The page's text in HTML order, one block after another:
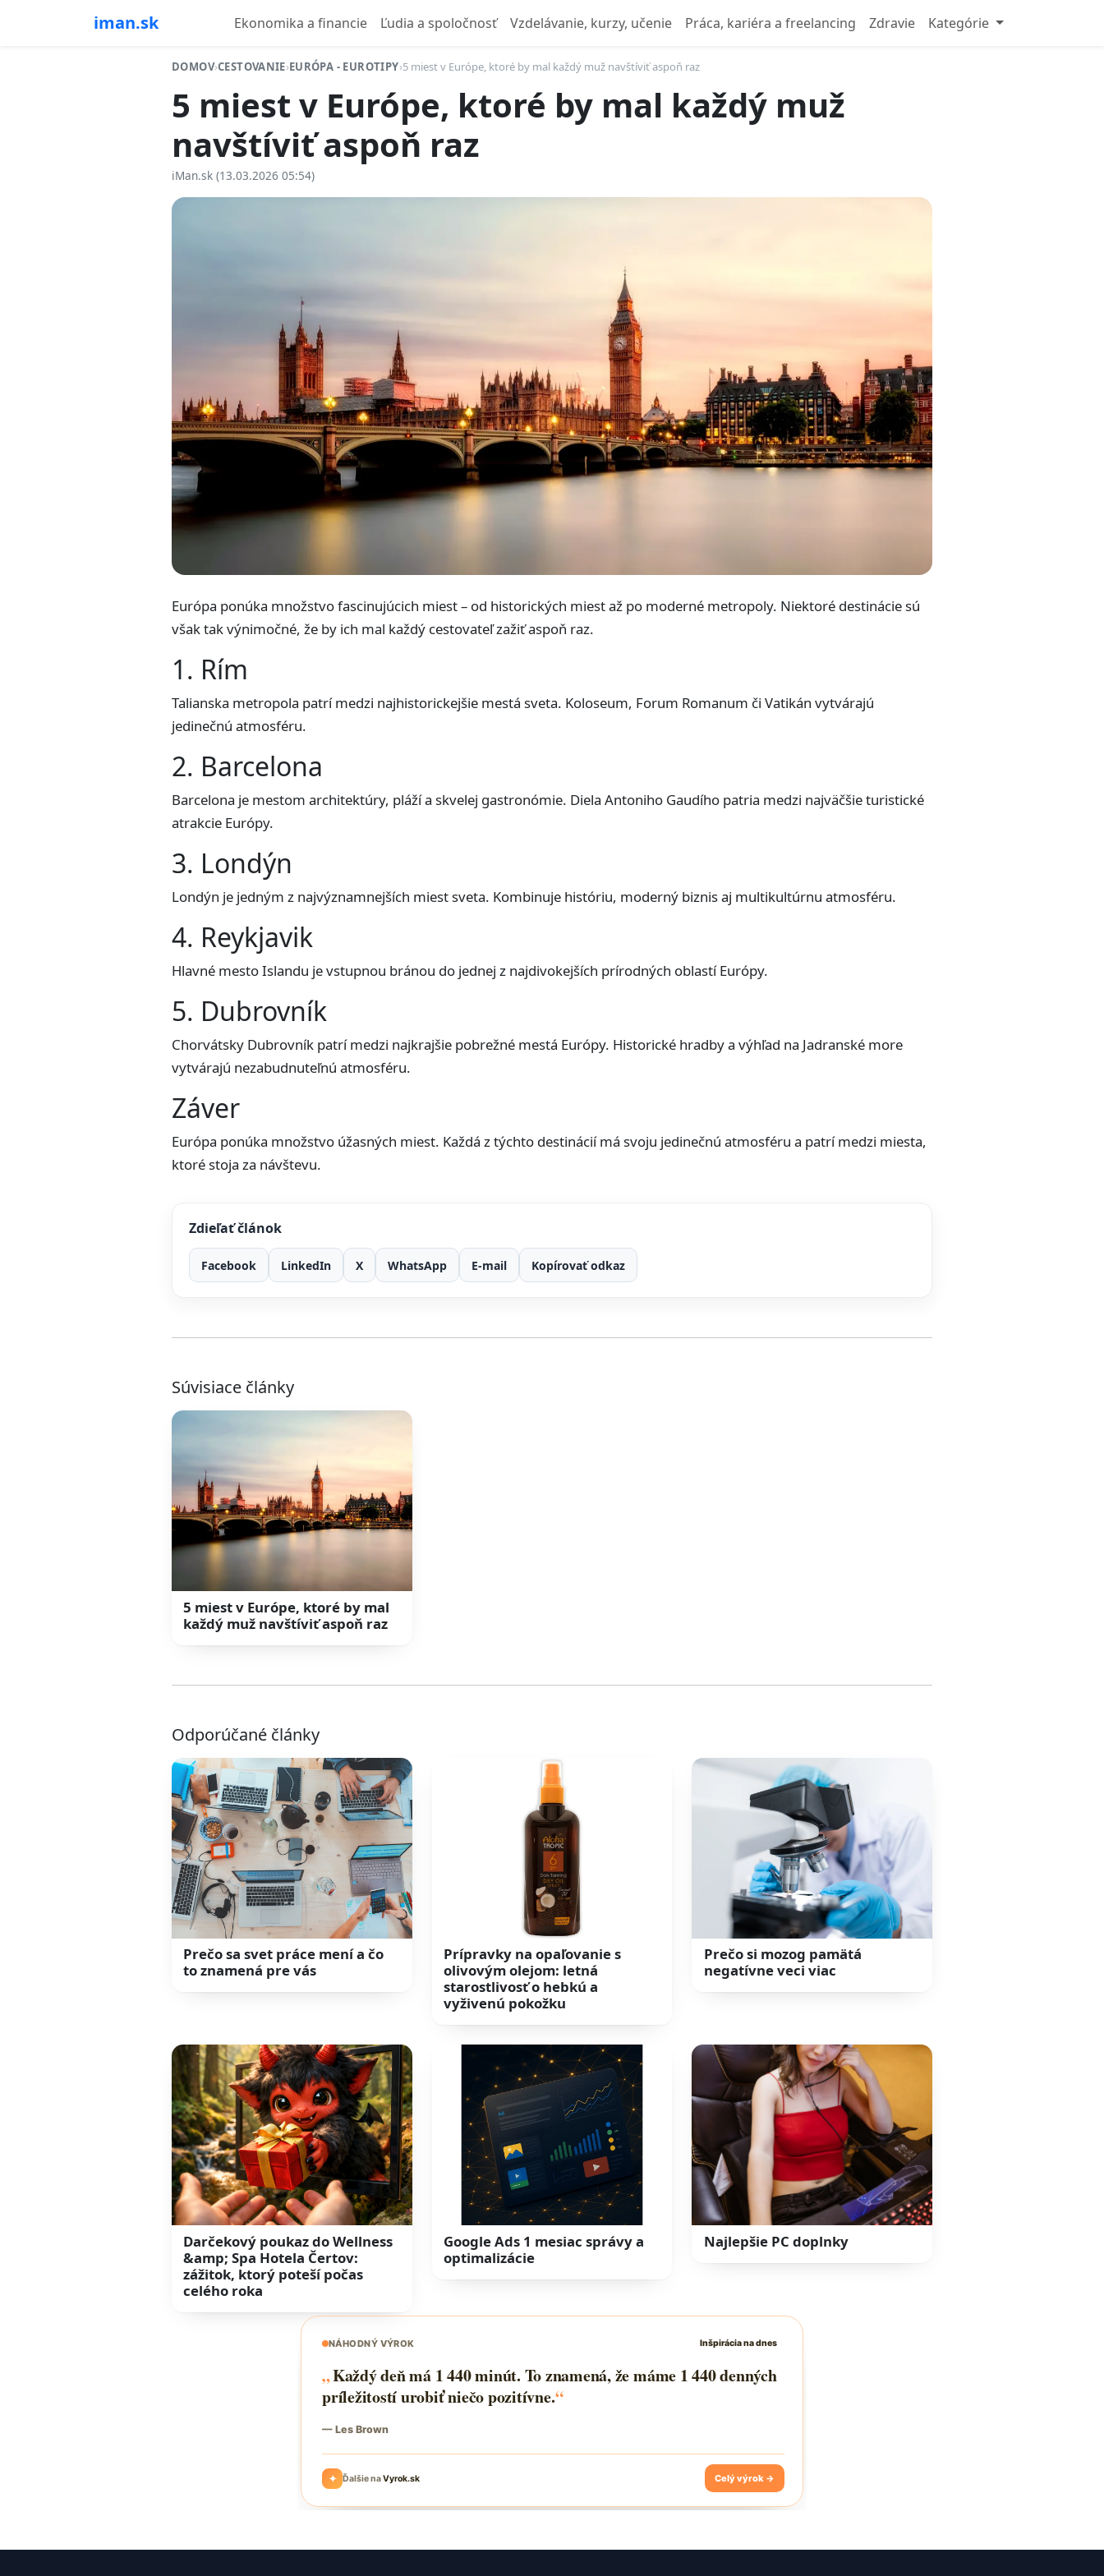
iman.sk Ekonomika a financie Ľudia a spoločnosť Vzdelávanie, kurzy, učenie Práca, kariéra a freelancing Zdravie Kategórie
DOMOV›CESTOVANIE›EURÓPA - EUROTIPY›5 miest v Európe, ktoré by mal každý muž navštíviť aspoň raz
5 miest v Európe, ktoré by mal každý muž
navštíviť aspoň raz
iMan.sk (13.03.2026 05:54)
Európa ponúka množstvo fascinujúcich miest – od historických miest až po moderné metropoly. Niektoré destinácie sú
však tak výnimočné, že by ich mal každý cestovateľ zažiť aspoň raz.
1. Rím
Talianska metropola patrí medzi najhistorickejšie mestá sveta. Koloseum, Forum Romanum či Vatikán vytvárajú
jedinečnú atmosféru.
2. Barcelona
Barcelona je mestom architektúry, pláží a skvelej gastronómie. Diela Antoniho Gaudího patria medzi najväčšie turistické
atrakcie Európy.
3. Londýn
Londýn je jedným z najvýznamnejších miest sveta. Kombinuje históriu, moderný biznis aj multikultúrnu atmosféru.
4. Reykjavik
Hlavné mesto Islandu je vstupnou bránou do jednej z najdivokejších prírodných oblastí Európy.
5. Dubrovník
Chorvátsky Dubrovník patrí medzi najkrajšie pobrežné mestá Európy. Historické hradby a výhľad na Jadranské more
vytvárajú nezabudnuteľnú atmosféru.
Záver
Európa ponúka množstvo úžasných miest. Každá z týchto destinácií má svoju jedinečnú atmosféru a patrí medzi miesta,
ktoré stoja za návštevu.
Zdieľať článok
Facebook LinkedIn X WhatsApp E-mail Kopírovať odkaz
Súvisiace články
5 miest v Európe, ktoré by mal
každý muž navštíviť aspoň raz
Odporúčané články
Prečo sa svet práce mení a čo
to znamená pre vás
Prípravky na opaľovanie s
olivovým olejom: letná
starostlivosť o hebkú a
vyživenú pokožku
Prečo si mozog pamätá
negatívne veci viac
Darčekový poukaz do Wellness
&amp; Spa Hotela Čertov:
zážitok, ktorý poteší počas
celého roka
Google Ads 1 mesiac správy a
optimalizácie
Najlepšie PC doplnky